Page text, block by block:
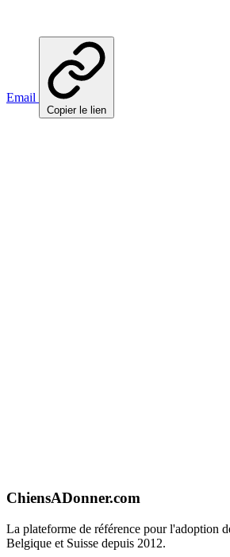
Email
Copier le lien
ChiensADonner.com
La plateforme de référence pour l'adoption
Belgique et Suisse depuis 2012.